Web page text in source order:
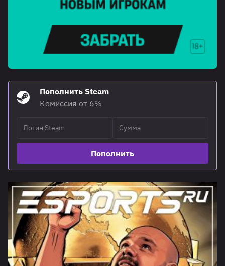
Пополнить Steam
Комиссия от 6%
Пополнить